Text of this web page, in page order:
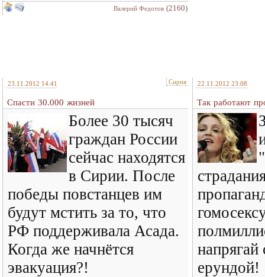
Валерий Федотов (2160)
23.11.2012 14:41 Сирия
Спасти 30.000 жизней
Более 30 тысяч
граждан России
сейчас находятся
в Сирии. После
победы повстанцев им
будут мстить за то, что
РФ поддерживала Асада.
Когда же начнётся
эвакуация?!
22.11.2012 23:08
Так работают
напрягай
ерундой!